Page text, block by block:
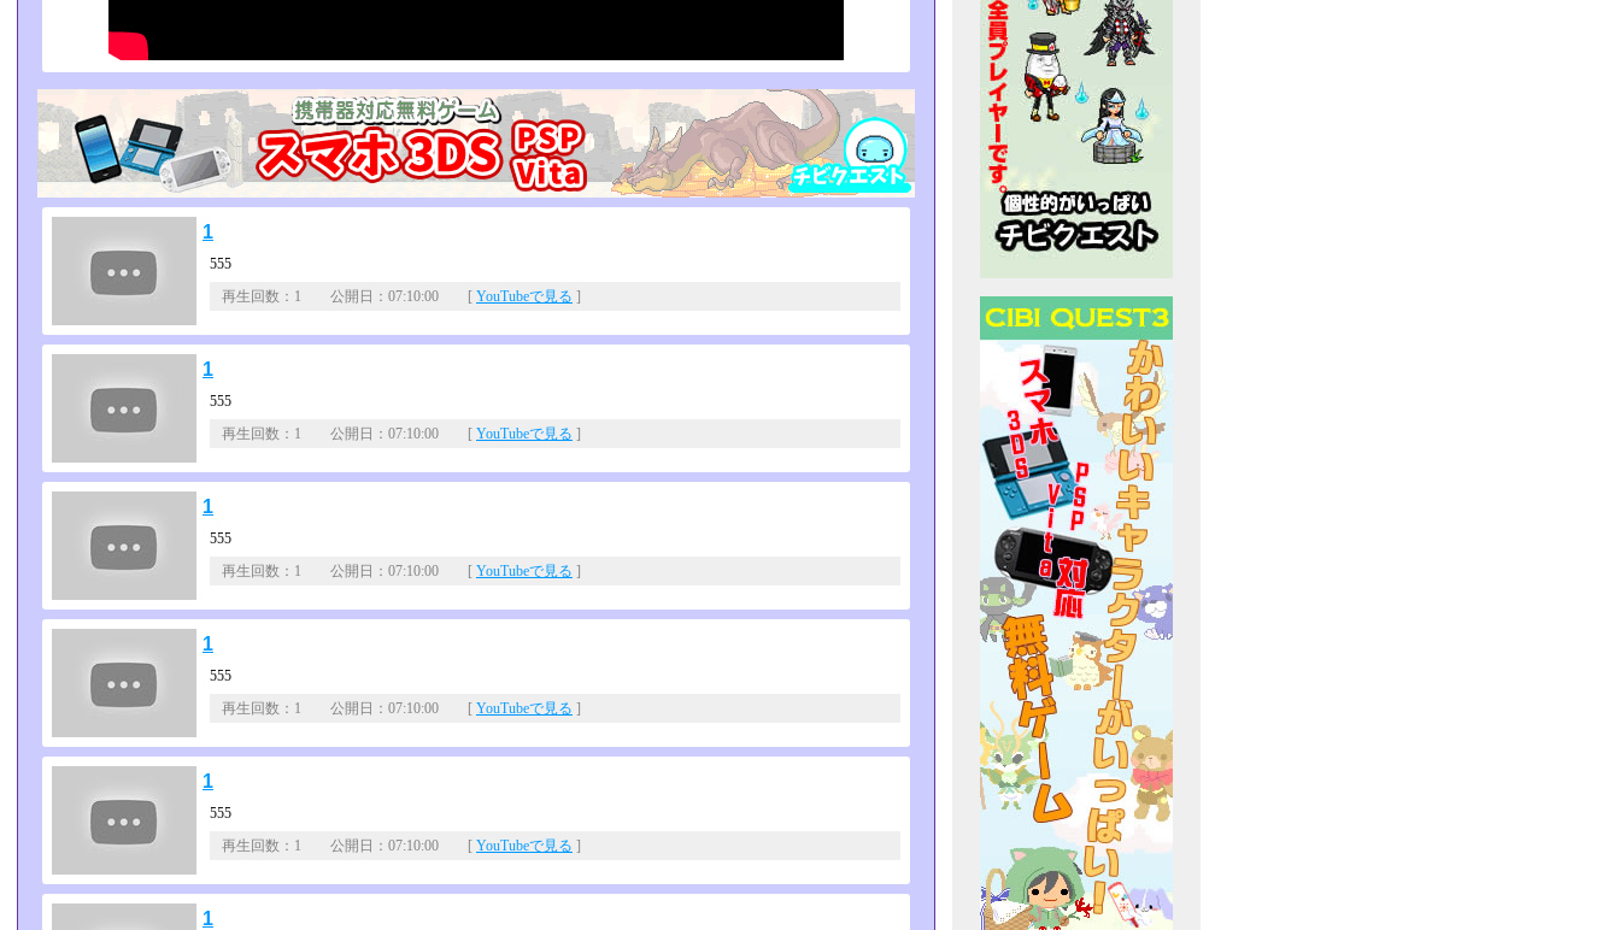
1
555
再生回数：1 公開日：07:10:00 [ YouTubeで見る ]
1
555
再生回数：1 公開日：07:10:00 [ YouTubeで見る ]
1
555
再生回数：1 公開日：07:10:00 [ YouTubeで見る ]
1
555
再生回数：1 公開日：07:10:00 [ YouTubeで見る ]
1
555
再生回数：1 公開日：07:10:00 [ YouTubeで見る ]
1